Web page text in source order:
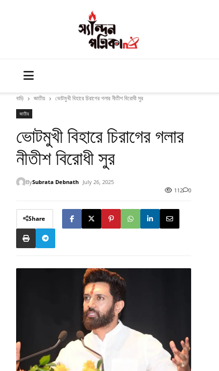
বাড়ি জাতীয় ভোটমুখী বিহারে চিরাগের গলার নীতীশ বিরোধী সুর
জাতীয়
ভোটমুখী বিহারে চিরাগের গলার
নীতীশ বিরোধী সুর
BySubrata Debnath
July 26, 2025
112
0
Share